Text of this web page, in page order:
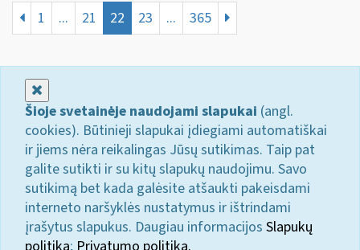
1 ... 21 22 23 ... 365
Šioje svetainėje naudojami slapukai (angl.
cookies). Būtinieji slapukai įdiegiami automatiškai
ir jiems nėra reikalingas Jūsų sutikimas. Taip pat
galite sutikti ir su kitų slapukų naudojimu. Savo
sutikimą bet kada galėsite atšaukti pakeisdami
interneto naršyklės nustatymus ir ištrindami
įrašytus slapukus. Daugiau informacijos Slapukų
politika; Privatumo politika.